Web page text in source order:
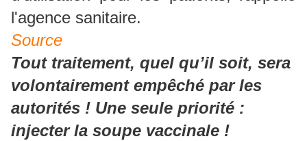
l'agence sanitaire.
Source
Tout traitement, quel qu’il soit, sera
volontairement empêché par les
autorités ! Une seule priorité :
injecter la soupe vaccinale !